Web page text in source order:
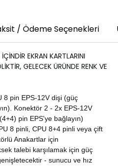
/ Ödeme Seçenekleri
EKRAN KARTLARINI
GELECEK ÜRÜNDE RENK VE
8 pin EPS-12V dişi (güç
Konektör 2 - 2x EPS-12V
pin EPS'ye bağlayın)
8 pinli, CPU 8+4 pinli veya çift
Anakartlar için
talebi karşılamak için güç
- sunucu ve hız